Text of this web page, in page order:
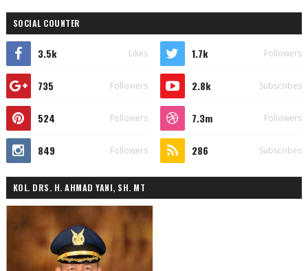
SOCIAL COUNTER
3.5k Likes 1.7k Followers
735 Followers 2.8k Subscribes
524 Followers 7.3m Followers
849 Followers 286 Subscribes
KOL. DRS. H. AHMAD YANI, SH. MT